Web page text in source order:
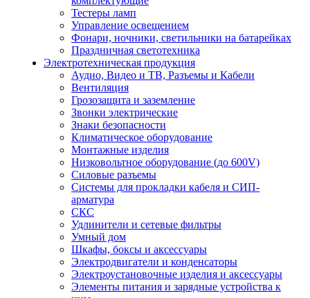
Тестеры ламп
Управление освещением
Фонари, ночники, светильники на батарейках
Праздничная светотехника
Электротехническая продукция
Аудио, Видео и ТВ, Разъемы и Кабели
Вентиляция
Грозозащита и заземление
Звонки электрические
Знаки безопасности
Климатическое оборудование
Монтажные изделия
Низковольтное оборудование (до 600V)
Силовые разъемы
Системы для прокладки кабеля и СИП-
арматура
СКС
Удлинители и сетевые фильтры
Умный дом
Шкафы, боксы и аксессуары
Электродвигатели и конденсаторы
Электроустановочные изделия и аксессуары
Элементы питания и зарядные устройства к